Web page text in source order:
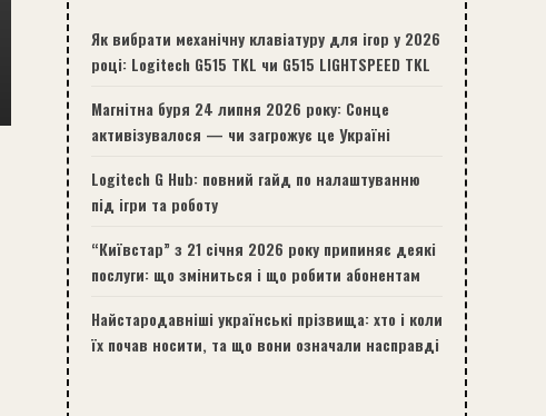
Як вибрати механічну клавіатуру для ігор у 2026
році: Logitech G515 TKL чи G515 LIGHTSPEED TKL
Магнітна буря 24 липня 2026 року: Сонце
активізувалося — чи загрожує це Україні
Logitech G Hub: повний гайд по налаштуванню
під ігри та роботу
“Київстар” з 21 січня 2026 року припиняє деякі
послуги: що зміниться і що робити абонентам
Найстародавніші українські прізвища: хто і коли
їх почав носити, та що вони означали насправді